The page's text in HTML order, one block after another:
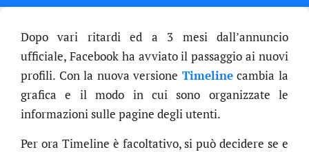
Dopo vari ritardi ed a 3 mesi dall’annuncio
ufficiale, Facebook ha avviato il passaggio ai nuovi
profili. Con la nuova versione Timelinecambia la
grafica e il modo in cui sono organizzate le
informazioni sulle pagine degli utenti.
Per ora Timeline è facoltativo, si può decidere se e